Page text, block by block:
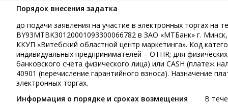
Порядок внесения задатка
до подачи заявления на участие в электронных торгах на
BY93MTBK30120001093300066782 в ЗАО «МТБанк» г.
ККУП «Витебский областной центр маркетинга». Код
индивидуальных предпринимателей – OTHR; для
банковского счета физического лица) или CASH (платеж
40901 (перечисление гарантийного взноса). Назначение
электронных торгах.
Информация о порядке и сроках возмещения
В